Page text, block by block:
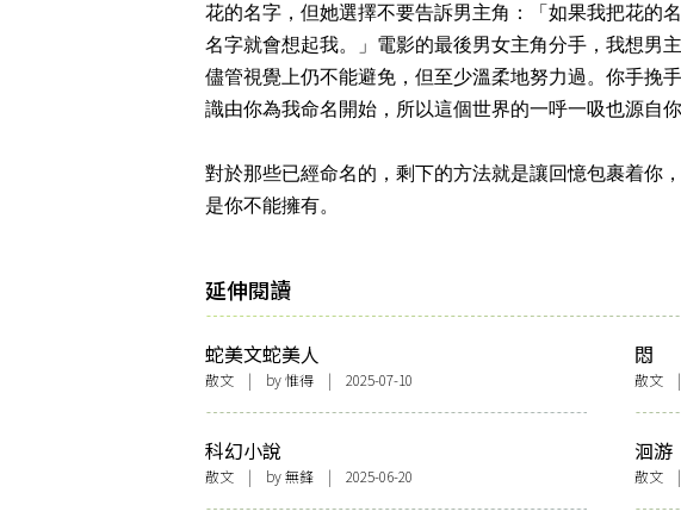
花的名字，但她選擇不要告訴男主角：「如果我把花的
名字就會想起我。」電影的最後男女主角分手，我想男
儘管視覺上仍不能避免，但至少溫柔地努力過。你手挽
識由你為我命名開始，所以這個世界的一呼一吸也源自
對於那些已經命名的，剩下的方法就是讓回憶包裹着你
是你不能擁有。
延伸閱讀
蛇美文蛇美人
散文 | by惟得 | 2025-07-10
悶
散文
科幻小說
散文 | by 無鋒 | 2025-06-20
洄游
散文